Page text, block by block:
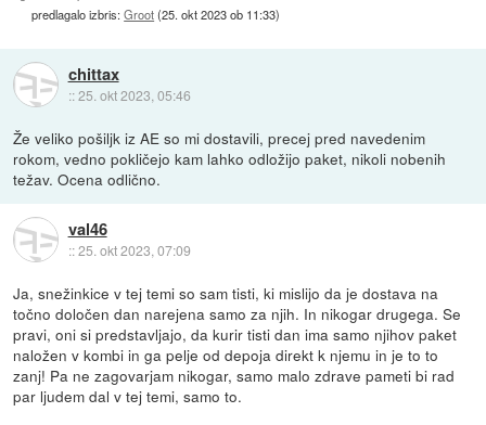
predlagalo izbris:Groot(25. okt 2023 ob 11:33)
chittax
::25. okt 2023, 05:46
Že veliko pošiljk iz AE so mi dostavili, precej pred navedenim
rokom, vedno pokličejo kam lahko odložijo paket, nikoli nobenih
težav. Ocena odlično.
val46
::25. okt 2023, 07:09
Ja, snežinkice v tej temi so sam tisti, ki mislijo da je dostava na
točno določen dan narejena samo za njih. In nikogar drugega. Se
pravi, oni si predstavljajo, da kurir tisti dan ima samo njihov paket
naložen v kombi in ga pelje od depoja direkt k njemu in je to to
zanj! Pa ne zagovarjam nikogar, samo malo zdrave pameti bi rad
par ljudem dal v tej temi, samo to.